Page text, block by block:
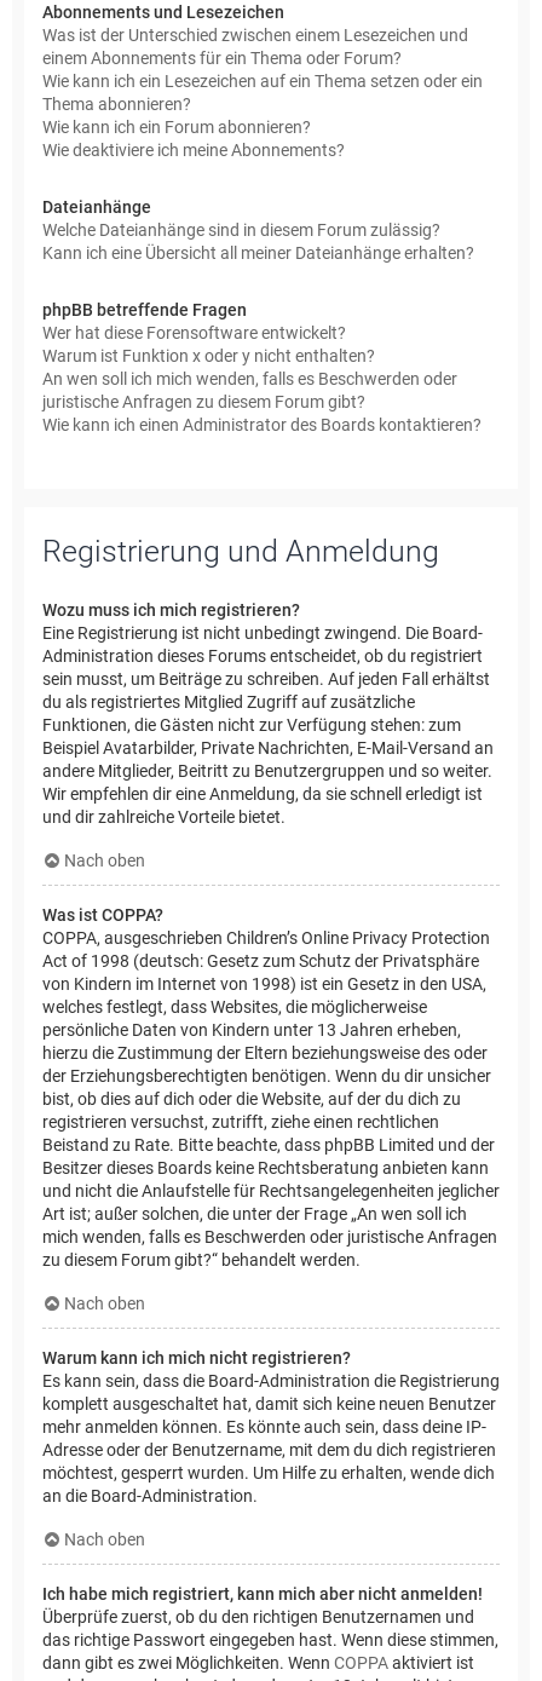
Abonnements und Lesezeichen
Was ist der Unterschied zwischen einem Lesezeichen und
einem Abonnements für ein Thema oder Forum?
Wie kann ich ein Lesezeichen auf ein Thema setzen oder ein
Thema abonnieren?
Wie kann ich ein Forum abonnieren?
Wie deaktiviere ich meine Abonnements?
Dateianhänge
Welche Dateianhänge sind in diesem Forum zulässig?
Kann ich eine Übersicht all meiner Dateianhänge erhalten?
phpBB betreffende Fragen
Wer hat diese Forensoftware entwickelt?
Warum ist Funktion x oder y nicht enthalten?
An wen soll ich mich wenden, falls es Beschwerden oder
juristische Anfragen zu diesem Forum gibt?
Wie kann ich einen Administrator des Boards kontaktieren?
Registrierung und Anmeldung
Wozu muss ich mich registrieren?
Eine Registrierung ist nicht unbedingt zwingend. Die Board-
Administration dieses Forums entscheidet, ob du registriert
sein musst, um Beiträge zu schreiben. Auf jeden Fall erhältst
du als registriertes Mitglied Zugriff auf zusätzliche
Funktionen, die Gästen nicht zur Verfügung stehen: zum
Beispiel Avatarbilder, Private Nachrichten, E-Mail-Versand an
andere Mitglieder, Beitritt zu Benutzergruppen und so weiter.
Wir empfehlen dir eine Anmeldung, da sie schnell erledigt ist
und dir zahlreiche Vorteile bietet.
Nach oben
Was ist COPPA?
COPPA, ausgeschrieben Children’s Online Privacy Protection
Act of 1998 (deutsch: Gesetz zum Schutz der Privatsphäre
von Kindern im Internet von 1998) ist ein Gesetz in den USA,
welches festlegt, dass Websites, die möglicherweise
persönliche Daten von Kindern unter 13 Jahren erheben,
hierzu die Zustimmung der Eltern beziehungsweise des oder
der Erziehungsberechtigten benötigen. Wenn du dir unsicher
bist, ob dies auf dich oder die Website, auf der du dich zu
registrieren versuchst, zutrifft, ziehe einen rechtlichen
Beistand zu Rate. Bitte beachte, dass phpBB Limited und der
Besitzer dieses Boards keine Rechtsberatung anbieten kann
und nicht die Anlaufstelle für Rechtsangelegenheiten jeglicher
Art ist; außer solchen, die unter der Frage „An wen soll ich
mich wenden, falls es Beschwerden oder juristische Anfragen
zu diesem Forum gibt?“ behandelt werden.
Nach oben
Warum kann ich mich nicht registrieren?
Es kann sein, dass die Board-Administration die Registrierung
komplett ausgeschaltet hat, damit sich keine neuen Benutzer
mehr anmelden können. Es könnte auch sein, dass deine IP-
Adresse oder der Benutzername, mit dem du dich registrieren
möchtest, gesperrt wurden. Um Hilfe zu erhalten, wende dich
an die Board-Administration.
Nach oben
Ich habe mich registriert, kann mich aber nicht anmelden!
Überprüfe zuerst, ob du den richtigen Benutzernamen und
das richtige Passwort eingegeben hast. Wenn diese stimmen,
dann gibt es zwei Möglichkeiten. Wenn COPPAaktiviert ist